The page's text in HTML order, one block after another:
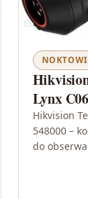
Lynx
Hikvision
548000 –
do